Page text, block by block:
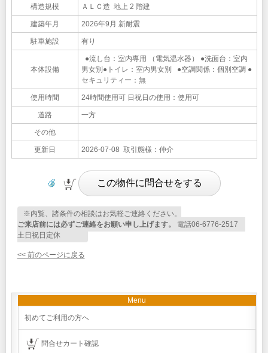
構造規模 ＡＬＣ造 地上 2 階建
建築年月 2026年9月 新耐震
駐車施設 有り
本体設備
●流し台：室内専用 （電気温水器） ●洗面台：室内
男女別●トイレ：室内男女別 ●空調関係：個別空調 ●
セキュリティー：無
使用時間 24時間使用可 日祝日の使用：使用可
道路 一方
その他
更新日 2026-07-08 取引態様：仲介
※内覧、諸条件の相談はお気軽ご連絡ください。
ご来店前には必ずご連絡をお願い申し上げます。
電話06-6776-2517
土日祝日定休
<< 前のページに戻る
Menu
初めてご利用の方へ
問合せカート確認